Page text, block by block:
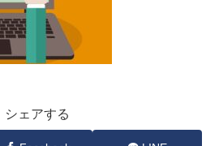
シェアする